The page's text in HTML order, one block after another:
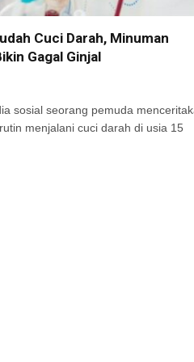
Cuci Darah, Minuman
Gagal Ginjal
sosial seorang pemuda
menjalani cuci darah di usia 15